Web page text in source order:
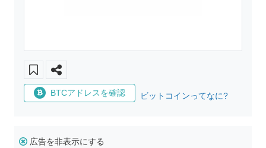
BTCアドレスを確認 ビットコインってなに?
広告を非表示にする